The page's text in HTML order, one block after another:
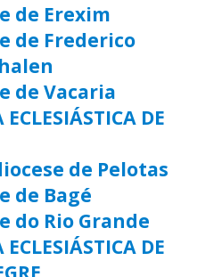
de Erexim
de Frederico
de Vacaria
DE
de Pelotas
de Bagé
do Rio Grande
DE